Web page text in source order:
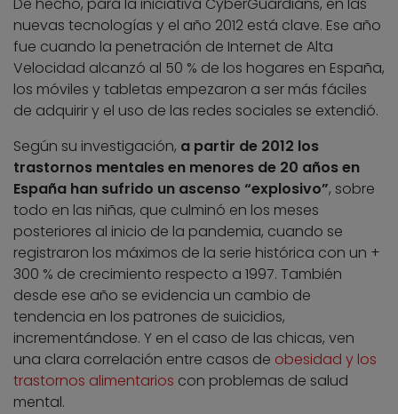
De hecho, para la iniciativa CyberGuardians, en las
nuevas tecnologías y el año 2012 está clave. Ese año
fue cuando la penetración de Internet de Alta
Velocidad alcanzó al 50 % de los hogares en España,
los móviles y tabletas empezaron a ser más fáciles
de adquirir y el uso de las redes sociales se extendió.
Según su investigación, a partir de 2012 los
trastornos mentales en menores de 20 años en
España han sufrido un ascenso “explosivo”, sobre
todo en las niñas, que culminó en los meses
posteriores al inicio de la pandemia, cuando se
registraron los máximos de la serie histórica con un +
300 % de crecimiento respecto a 1997. También
desde ese año se evidencia un cambio de
tendencia en los patrones de suicidios,
incrementándose. Y en el caso de las chicas, ven
una clara correlación entre casos de obesidad y los
trastornos alimentarios con problemas de salud
mental.